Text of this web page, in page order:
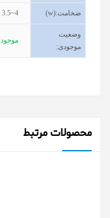
ضخامت(w):
3.5~4
وضعیت
موجودی:
موجود
محصولات مرتبط